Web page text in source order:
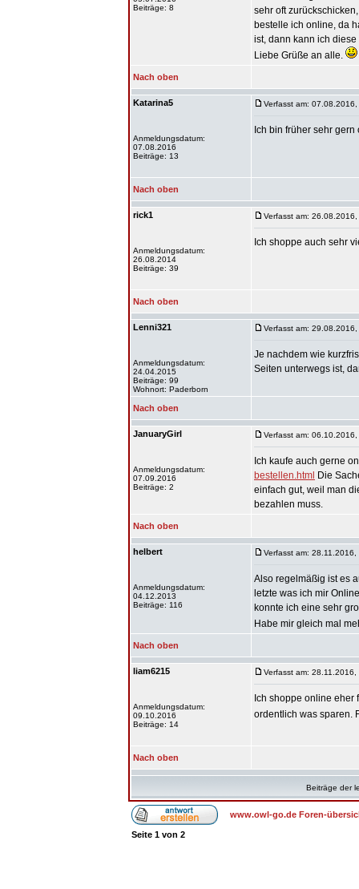
Beiträge: 8
sehr oft
bestelle ich online, da
ist, dann kann ich
Liebe Grüße an alle.
Nach oben
Katarina5
Anmeldungsdatum:
07.08.2016
Beiträge: 13
Verfasst am:
Ich bin früher sehr
Nach oben
rick1
Anmeldungsdatum:
26.08.2014
Beiträge: 39
Verfasst am:
Ich shoppe auch sehr
Nach oben
Lenni321
Anmeldungsdatum:
24.04.2015
Beiträge: 99
Wohnort: Paderborn
Verfasst am:
Je nachdem wie
Seiten unterwegs ist,
Nach oben
JanuaryGirl
Anmeldungsdatum:
07.09.2016
Beiträge: 2
Verfasst am:
Ich kaufe auch gerne
bestellen.html Die
einfach gut, weil man
bezahlen muss.
Nach oben
helbert
Anmeldungsdatum:
04.12.2013
Beiträge: 116
Verfasst am: 28.11.2016,
Also regelmäßig ist es
letzte was ich mir
konnte ich eine sehr
Habe mir gleich mal
Nach oben
liam6215
Anmeldungsdatum:
09.10.2016
Beiträge: 14
Verfasst am: 28.11.2016,
Ich shoppe online eher
ordentlich was sparen.
Nach oben
Beiträge der
www.owl-go.de Foren-
Seite 1 von 2